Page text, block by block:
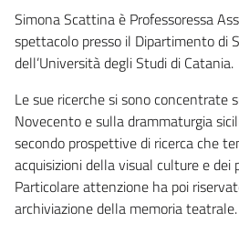
Simona Scattina è Professoressa
spettacolo presso il Dipartimento di
dell’Università degli Studi di Catania.
Le sue ricerche si sono concentrate
Novecento e sulla drammaturgia
secondo prospettive di ricerca che
acquisizioni della visual culture e dei
Particolare attenzione ha poi
archiviazione della memoria teatrale.